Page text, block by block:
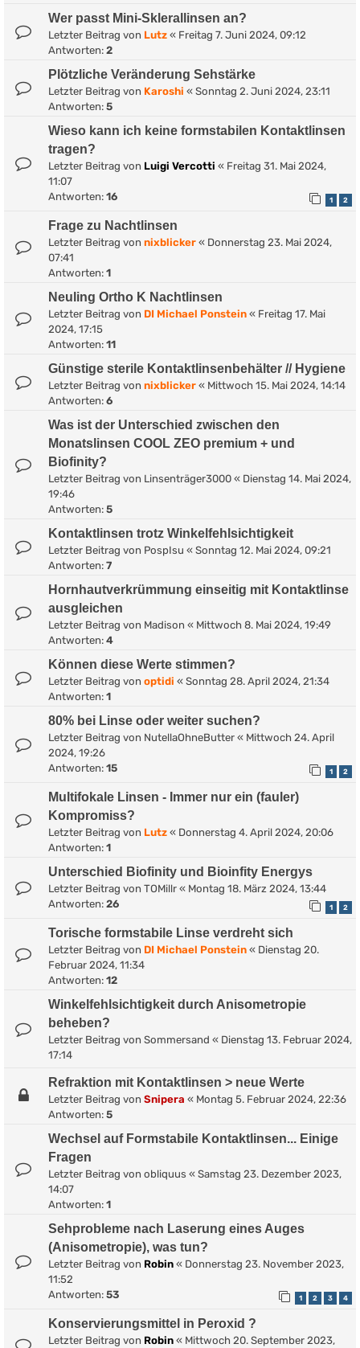
Wer passt Mini-Sklerallinsen an?
Letzter Beitrag von Lutz « Freitag 7. Juni 2024, 09:12
Antworten: 2
Plötzliche Veränderung Sehstärke
Letzter Beitrag von Karoshi « Sonntag 2. Juni 2024, 23:11
Antworten: 5
Wieso kann ich keine formstabilen Kontaktlinsen
tragen?
Letzter Beitrag von Luigi Vercotti « Freitag 31. Mai 2024,
11:07
Antworten: 16 1 2
Frage zu Nachtlinsen
Letzter Beitrag von nixblicker « Donnerstag 23. Mai 2024,
07:41
Antworten: 1
Neuling Ortho K Nachtlinsen
Letzter Beitrag von DI Michael Ponstein « Freitag 17. Mai
2024, 17:15
Antworten: 11
Günstige sterile Kontaktlinsenbehälter // Hygiene
Letzter Beitrag von nixblicker « Mittwoch 15. Mai 2024, 14:14
Antworten: 6
Was ist der Unterschied zwischen den
Monatslinsen COOL ZEO premium + und
Biofinity?
Letzter Beitrag von Linsenträger3000 « Dienstag 14. Mai 2024,
19:46
Antworten: 5
Kontaktlinsen trotz Winkelfehlsichtigkeit
Letzter Beitrag von PospIsu « Sonntag 12. Mai 2024, 09:21
Antworten: 7
Hornhautverkrümmung einseitig mit Kontaktlinse
ausgleichen
Letzter Beitrag von Madison « Mittwoch 8. Mai 2024, 19:49
Antworten: 4
Können diese Werte stimmen?
Letzter Beitrag von optidi « Sonntag 28. April 2024, 21:34
Antworten: 1
80% bei Linse oder weiter suchen?
Letzter Beitrag von NutellaOhneButter « Mittwoch 24. April
2024, 19:26
Antworten: 15 1 2
Multifokale Linsen - Immer nur ein (fauler)
Kompromiss?
Letzter Beitrag von Lutz « Donnerstag 4. April 2024, 20:06
Antworten: 1
Unterschied Biofinity und Bioinfity Energys
Letzter Beitrag von TOMillr « Montag 18. März 2024, 13:44
Antworten: 26 1 2
Torische formstabile Linse verdreht sich
Letzter Beitrag von DI Michael Ponstein « Dienstag 20.
Februar 2024, 11:34
Antworten: 12
Winkelfehlsichtigkeit durch Anisometropie
beheben?
Letzter Beitrag von Sommersand « Dienstag 13. Februar 2024,
17:14
Refraktion mit Kontaktlinsen > neue Werte
Letzter Beitrag von Snipera « Montag 5. Februar 2024, 22:36
Antworten: 5
Wechsel auf Formstabile Kontaktlinsen... Einige
Fragen
Letzter Beitrag von obliquus « Samstag 23. Dezember 2023,
14:07
Antworten: 1
Sehprobleme nach Laserung eines Auges
(Anisometropie), was tun?
Letzter Beitrag von Robin « Donnerstag 23. November 2023,
11:52
Antworten: 53 1 2 3 4
Konservierungsmittel in Peroxid ?
Letzter Beitrag von Robin « Mittwoch 20. September 2023,